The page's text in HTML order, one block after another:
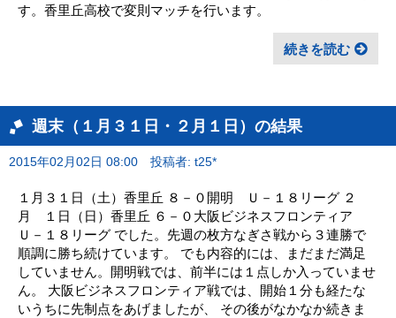
す。香里丘高校で変則マッチを行います。
続きを読む
週末（１月３１日・２月１日）の結果
2015年02月02日 08:00 投稿者: t25*
１月３１日（土）香里丘 ８－０開明 Ｕ－１８リーグ ２
月 １日（日）香里丘 ６－０大阪ビジネスフロンティア
Ｕ－１８リーグ でした。先週の枚方なぎさ戦から３連勝で
順調に勝ち続けています。 でも内容的には、まだまだ満足
していません。開明戦では、前半には１点しか入っていませ
ん。 大阪ビジネスフロンティア戦では、開始１分も経たな
いうちに先制点をあげましたが、 その後がなかなか続きま